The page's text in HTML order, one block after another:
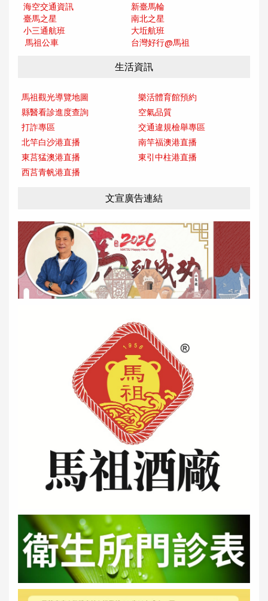
海空交通資訊
新臺馬輪
臺馬之星
南北之星
小三通航班
大坵航班
馬祖公車
台灣好行@馬祖
生活資訊
馬祖觀光導覽地圖
樂活體育館預約
縣醫看診進度查詢
空氣品質
打詐專區
交通違規檢舉專區
北竿白沙港直播
南竿福澳港直播
東莒猛澳港直播
東引中柱港直播
西莒青帆港直播
文宣廣告連結